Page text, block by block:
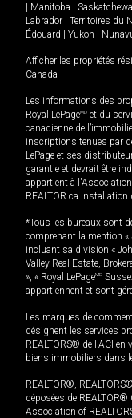
Manitoba
Labrador
Territoires du
Édouard
Yukon
Afficher les propriétés
Canada
Les informations des
Royal LePageMD et du
canadienne de
inscriptions tenues par
LePage et ses
garantie et devrait être
appartient à
REALTOR.ca
*Tous les bureaux sont
comprenant la mention «
incluant sa division «
Valley Real Estate,
», « Royal LePageMD
appartiennent et sont
Les marques de
désignent les services
REALTORS® de l'ACI en
biens immobiliers dans
REALTOR®,
déposées de
Association of